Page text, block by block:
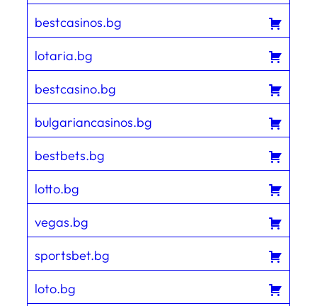
bestcasinos.bg
lotaria.bg
bestcasino.bg
bulgariancasinos.bg
bestbets.bg
lotto.bg
vegas.bg
sportsbet.bg
loto.bg